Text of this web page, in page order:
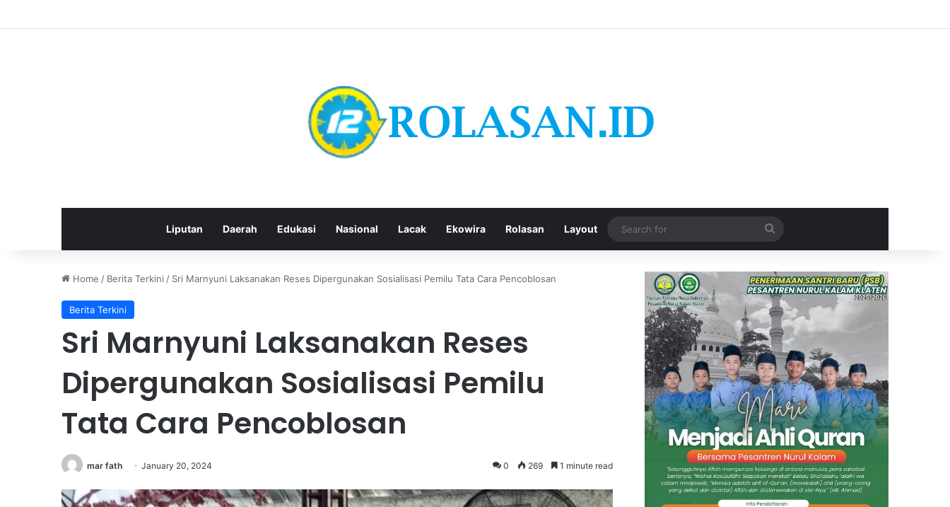
Liputan Daerah Edukasi Nasional Lacak Ekowira Rolasan Layout
Search
for
Home / Berita Terkini / Sri Marnyuni Laksanakan Reses Dipergunakan Sosialisasi Pemilu Tata Cara Pencoblosan
Berita Terkini
Sri Marnyuni Laksanakan Reses
Dipergunakan Sosialisasi Pemilu
Tata Cara Pencoblosan
mar fath January 20, 2024 0 269 1 minute read